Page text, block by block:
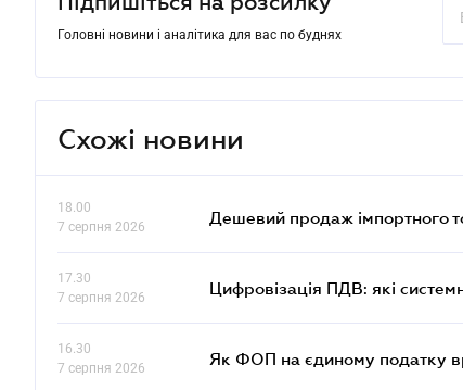
Головні новини і аналітика для вас по буднях
Схожі новини
18.00
7 серпня 2026
Дешевий продаж імпортного
17.30
7 серпня 2026
Цифровізація ПДВ: які
16.30
7 серпня 2026
Як ФОП на єдиному податку